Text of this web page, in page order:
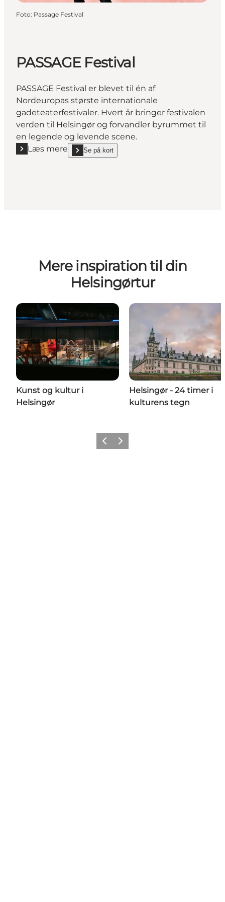
Foto: Passage Festival
PASSAGE Festival
PASSAGE Festival er blevet til én af
Nordeuropas største internationale
gadeteaterfestivaler. Hvert år bringer festivalen
verden til Helsingør og forvandler byrummet til
en legende og levende scene.
Læs mere
Læs mere "PASSAGE Festival"
Se på kort
show PASSAGE Festival on_map
Mere inspiration til din
Helsingørtur
Kunst og kultur i
Helsingør
Helsingør - 24 timer i
kulturens tegn
ForrigeNæste